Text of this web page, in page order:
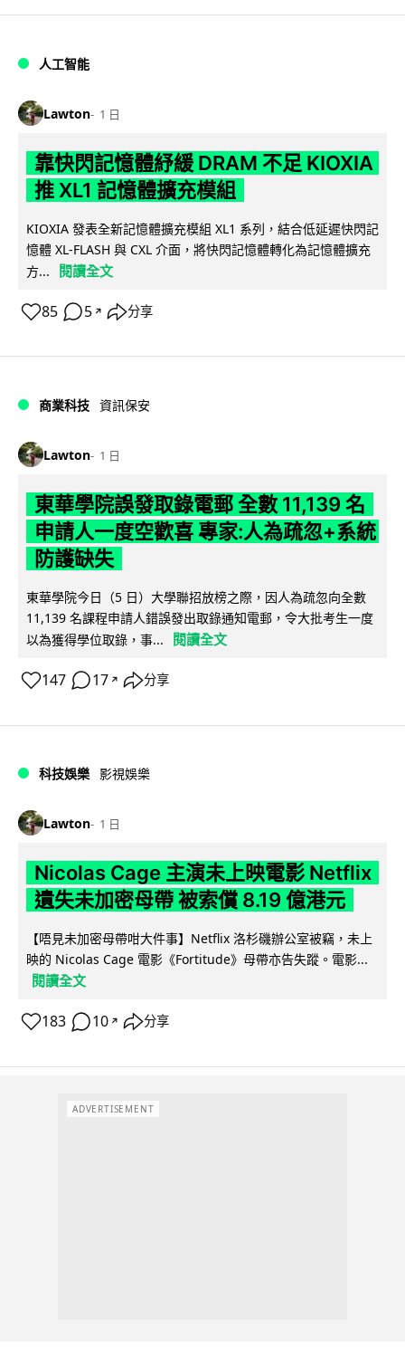
人工智能
Lawton 1 日
靠快閃記憶體紓緩 DRAM 不足 KIOXIA
推 XL1 記憶體擴充模組
KIOXIA 發表全新記憶體擴充模組 XL1 系列，結合低延遲快閃記
憶體 XL-FLASH 與 CXL 介面，將快閃記憶體轉化為記憶體擴充
方...
閱讀全文
85 5 ↗ 分享
商業科技 資訊保安
Lawton 1 日
東華學院誤發取錄電郵 全數 11,139 名
申請人一度空歡喜 專家:人為疏忽+系統
防護缺失
東華學院今日（5 日）大學聯招放榜之際，因人為疏忽向全數
11,139 名課程申請人錯誤發出取錄通知電郵，令大批考生一度
以為獲得學位取錄，事...
閱讀全文
147 17 ↗ 分享
科技娛樂 影視娛樂
Lawton 1 日
Nicolas Cage 主演未上映電影 Netflix
遺失未加密母帶 被索償 8.19 億港元
【唔見未加密母帶咁大件事】Netflix 洛杉磯辦公室被竊，未上
映的 Nicolas Cage 電影《Fortitude》母帶亦告失蹤。電影...
閱讀全文
183 10 ↗ 分享
ADVERTISEMENT